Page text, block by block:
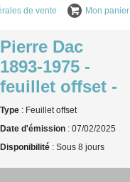
de vente Mon panier
Pierre Dac
1893-1975 -
feuillet offset -
Type: Feuillet offset
Date d'émission: 07/02/2025
Disponibilité: Sous 8 jours